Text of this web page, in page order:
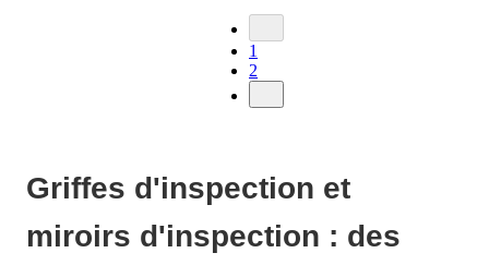
1
2
Griffes d'inspection et
miroirs d'inspection : des